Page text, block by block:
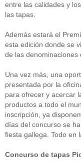
entre las calidades y
las tapas.
Además estará el
esta edición donde se
de las denominaciones
Una vez más, una
presentada por la
para ofrecer y acercar
productos a todo el
inscripción, ya
días del concurso se
fiesta gallega. Todo en
Concurso de tapas